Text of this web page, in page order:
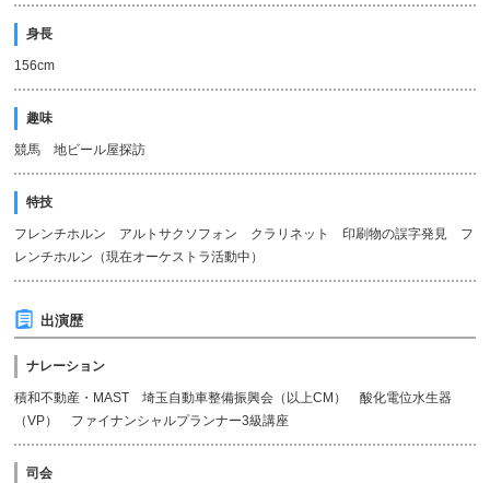
身長
156cm
趣味
競馬 地ビール屋探訪
特技
フレンチホルン アルトサクソフォン クラリネット 印刷物の誤字発見 フ
レンチホルン（現在オーケストラ活動中）
出演歴
ナレーション
積和不動産・MAST 埼玉自動車整備振興会（以上CM） 酸化電位水生器
（VP） ファイナンシャルプランナー3級講座
司会